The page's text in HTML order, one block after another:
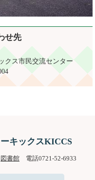
せ先
クス市民交流センター
キックスKICCS
図書館 電話0721-52-6933